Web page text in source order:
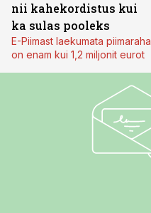
nii kahekordistus kui
ka sulas pooleks
E-Piimast laekumata piimaraha
on enam kui 1,2 miljonit eurot